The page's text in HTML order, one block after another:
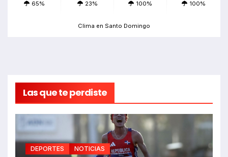
65% 23% 100% 100%
Clima en Santo Domingo
Las que te perdiste
DEPORTES NOTICIAS